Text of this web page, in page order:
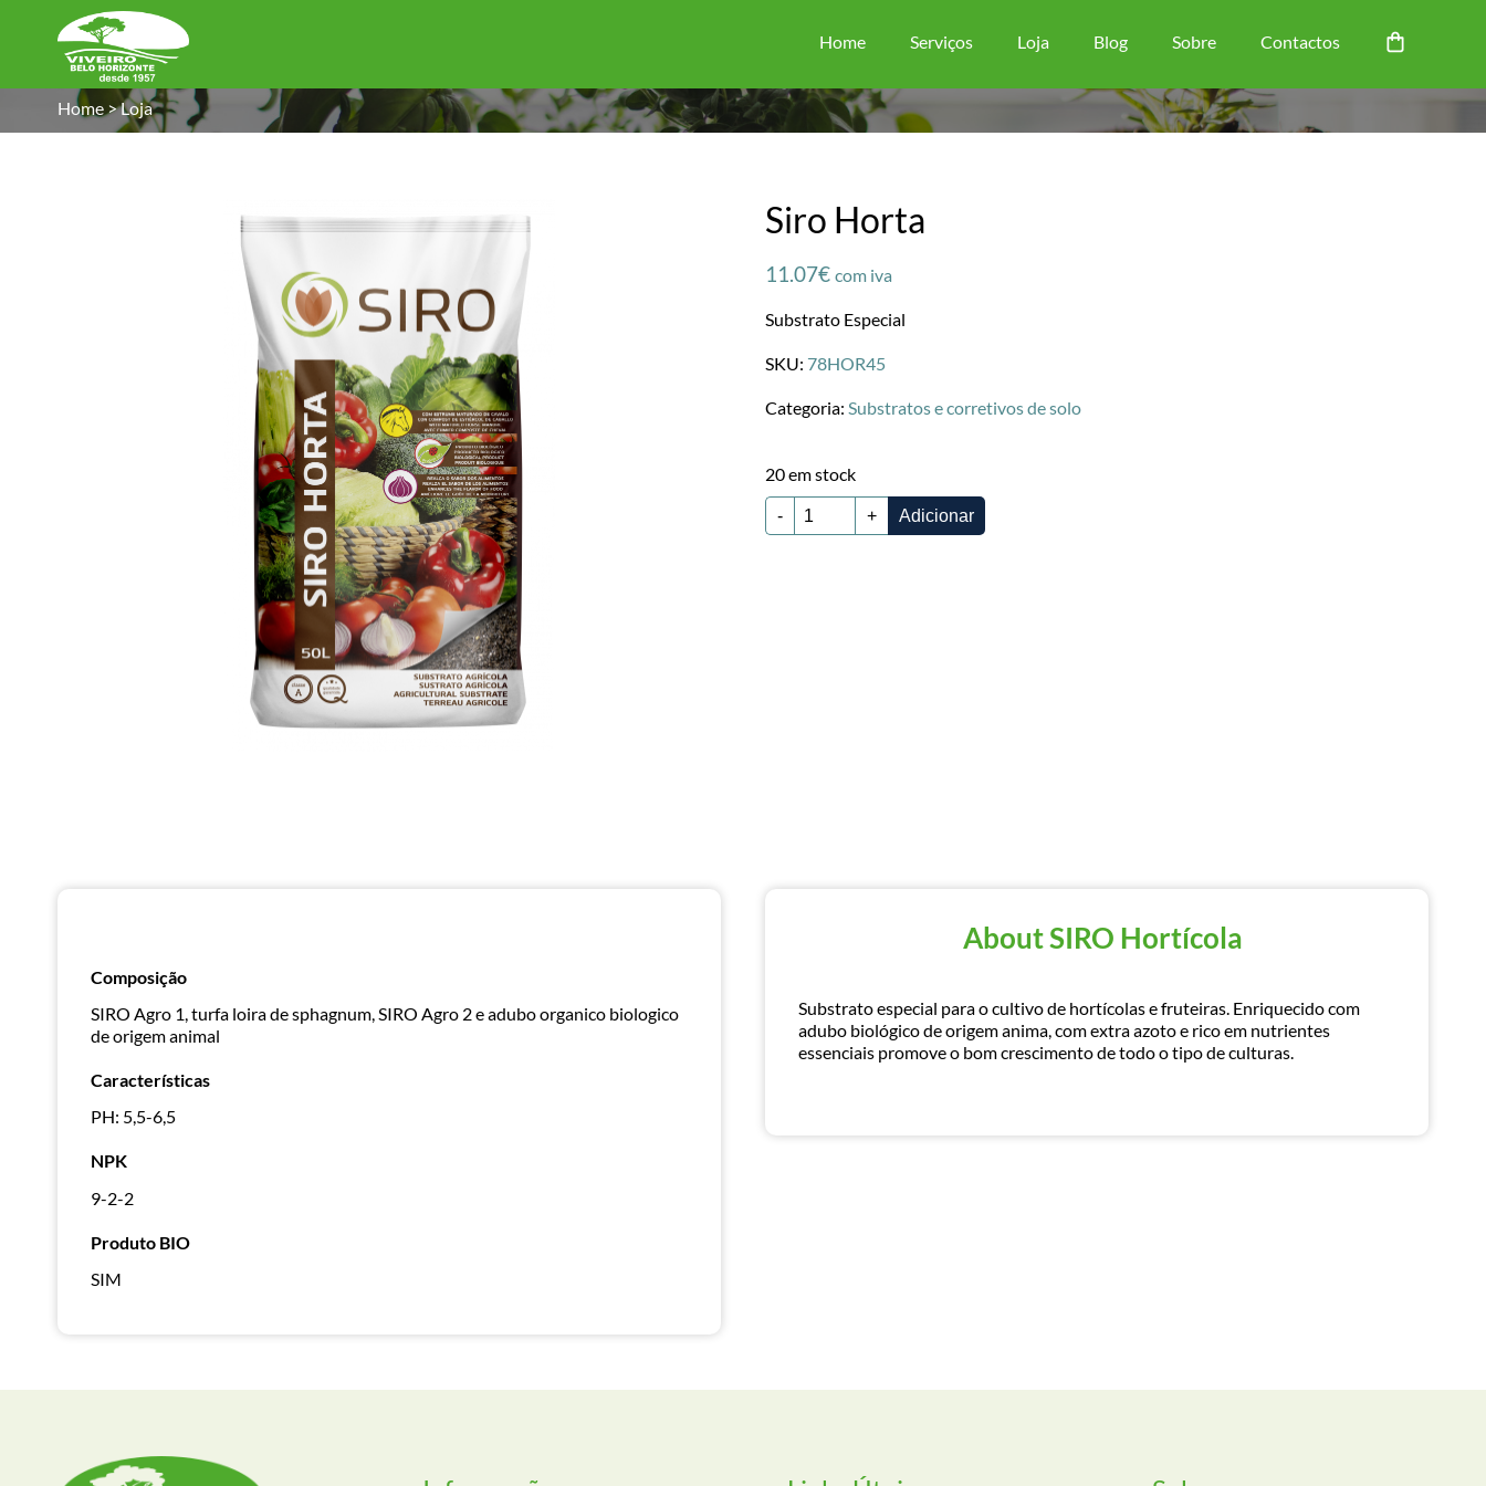
Home Serviços Loja Blog Sobre Contactos
Home >Loja
Siro Horta
11.07€ com iva
Substrato Especial
SKU: 78HOR45
Categoria: Substratos e corretivos de solo
20 em stock
- + Adicionar
Composição
SIRO Agro 1, turfa loira de sphagnum, SIRO Agro 2 e adubo organico biologico
de origem animal
Características
PH: 5,5-6,5
NPK
9-2-2
Produto BIO
SIM
About SIRO Hortícola
Substrato especial para o cultivo de hortícolas e fruteiras. Enriquecido com
adubo biológico de origem anima, com extra azoto e rico em nutrientes
essenciais promove o bom crescimento de todo o tipo de culturas.